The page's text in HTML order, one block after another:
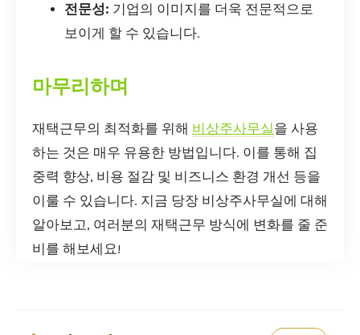
전문성: 기업의 이미지를 더욱 전문적으로
보이게 할 수 있습니다.
마무리하며
재택근무의 최적화를 위해 비상주사무실을 사용
하는 것은 매우 유용한 방법입니다. 이를 통해 집
중력 향상, 비용 절감 및 비즈니스 환경 개선 등을
이룰 수 있습니다. 지금 당장 비상주사무실에 대해
알아보고, 여러분의 재택근무 방식에 변화를 줄 준
비를 해보세요!